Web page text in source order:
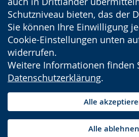
Schutzniveau bieten, das der
Sie können Ihre Einwilligung
Cookie-Einstellungen unten
widerrufen.
Weitere Informationen finden
Datenschutzerklärung.
Alle
Alle ablehnen